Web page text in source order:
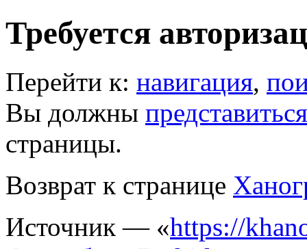
Требуется
Перейти к: навигация,
Вы должны представиться
страницы.
Возврат к странице
Источник — «https://